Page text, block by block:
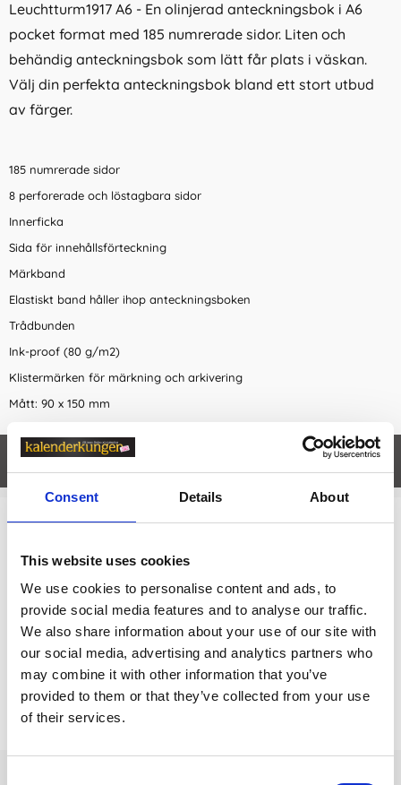
Consent Details About
This website uses cookies
We use cookies to personalise content and ads, to
provide social media features and to analyse our traffic.
We also share information about your use of our site with
our social media, advertising and analytics partners who
may combine it with other information that you’ve
provided to them or that they’ve collected from your use
of their services.
Leuchtturm1917 A6 - En olinjerad anteckningsbok i A6
pocket format med 185 numrerade sidor. Liten och
behändig anteckningsbok som lätt får plats i väskan.
Välj din perfekta anteckningsbok bland ett stort utbud
av färger.
185 numrerade sidor
8 perforerade och löstagbara sidor
Innerficka
Sida för innehållsförteckning
Märkband
Elastiskt band håller ihop anteckningsboken
Trådbunden
Ink-proof (80 g/m2)
Klistermärken för märkning och arkivering
Mått: 90 x 150 mm
Egenskaper
Anteckningsböcker & Anteckningsblock /Anteckning
sböcker Dotted
Prishistorik
Lägsta pris senaste 30 dagarna är 189 kr (2026-08-07)